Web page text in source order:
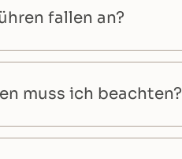
fallen an?
muss ich beachten?